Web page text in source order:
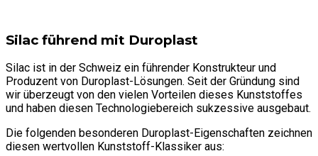
Silac führend mit Duroplast
Silac ist in der Schweiz ein führender Konstrukteur und
Produzent von Duroplast-Lösungen. Seit der Gründung sind
wir überzeugt von den vielen Vorteilen dieses Kunststoffes
und haben diesen Technologiebereich sukzessive ausgebaut.
Die folgenden besonderen Duroplast-Eigenschaften zeichnen
diesen wertvollen Kunststoff-Klassiker aus: